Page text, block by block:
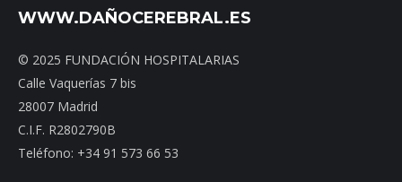
WWW.DAÑOCEREBRAL.ES
© 2025 FUNDACIÓN HOSPITALARIAS
Calle Vaquerías 7 bis
28007 Madrid
C.I.F. R2802790B
Teléfono: +34 91 573 66 53